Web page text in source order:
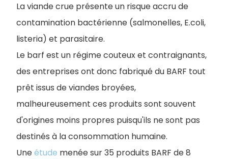
La viande crue présente un risque accru de
contamination bactérienne (salmonelles, E.coli,
listeria) et parasitaire.
Le barf est un régime couteux et contraignants,
des entreprises ont donc fabriqué du BARF tout
prêt issus de viandes broyées,
malheureusement ces produits sont souvent
d'origines moins propres puisqu'ils ne sont pas
destinés à la consommation humaine.
Uneétude menée sur 35 produits BARF de 8